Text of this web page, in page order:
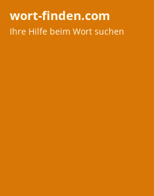
wort-finden.com
Ihre Hilfe beim Wort suchen